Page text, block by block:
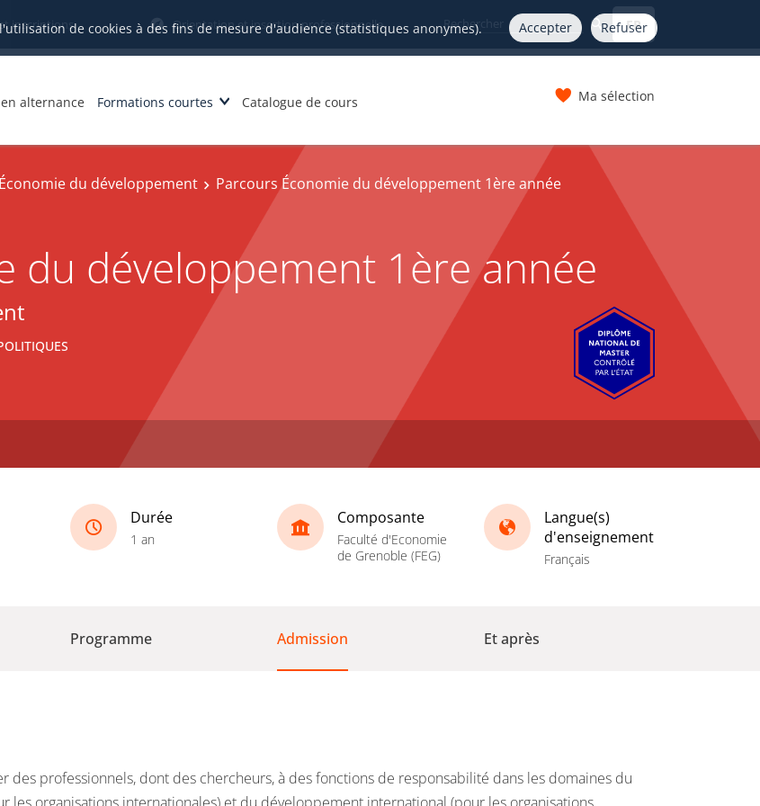
de cookies à des fins de mesure d'audience (statistiques anonymes). Accepter Refuser
inscriptions Orientation et insertion professionnelle FR
alternance Formations courtes Catalogue de cours Ma sélection
du développement Parcours Économie du développement 1ère année
du développement 1ère année
Durée
1 an
Composante
Faculté d'Economie
de Grenoble (FEG)
Langue(s)
d'enseignement
Français
Programme Admission Et après
des professionnels, dont des chercheurs, à des fonctions de responsabilité dans les domaines du